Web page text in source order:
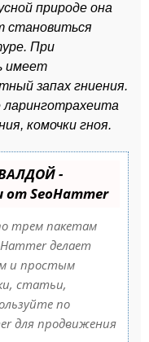
природе она
становиться
При
имеет
запах гниения.
ларинготрахеита
комочки гноя.
-
SeoHammer
трем пакетам
делает
и простым
статьи,
по
для продвижения